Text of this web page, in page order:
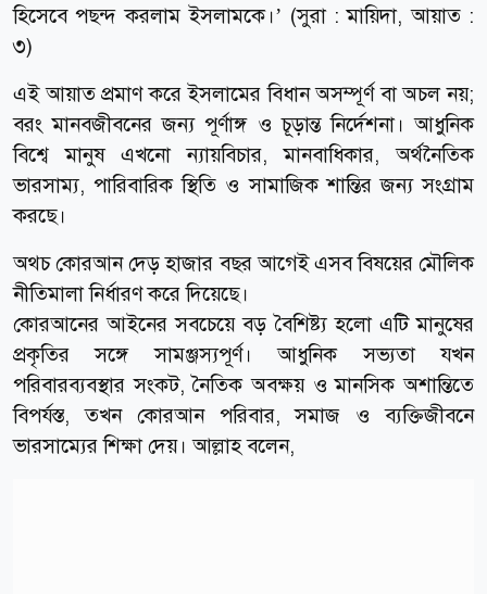
হিসেবে পছন্দ করলাম ইসলামকে।’ (সুরা : মায়িদা, আয়াত :
৩)
এই আয়াত প্রমাণ করে ইসলামের বিধান অসম্পূর্ণ বা অচল নয়;
বরং মানবজীবনের জন্য পূর্ণাঙ্গ ও চূড়ান্ত নির্দেশনা। আধুনিক
বিশ্বে মানুষ এখনো ন্যায়বিচার, মানবাধিকার, অর্থনৈতিক
ভারসাম্য, পারিবারিক স্থিতি ও সামাজিক শান্তির জন্য সংগ্রাম
করছে।
অথচ কোরআন দেড় হাজার বছর আগেই এসব বিষয়ের মৌলিক
নীতিমালা নির্ধারণ করে দিয়েছে।
কোরআনের আইনের সবচেয়ে বড় বৈশিষ্ট্য হলো এটি মানুষের
প্রকৃতির সঙ্গে সামঞ্জস্যপূর্ণ। আধুনিক সভ্যতা যখন
পরিবারব্যবস্থার সংকট, নৈতিক অবক্ষয় ও মানসিক অশান্তিতে
বিপর্যস্ত, তখন কোরআন পরিবার, সমাজ ও ব্যক্তিজীবনে
ভারসাম্যের শিক্ষা দেয়। আল্লাহ বলেন,